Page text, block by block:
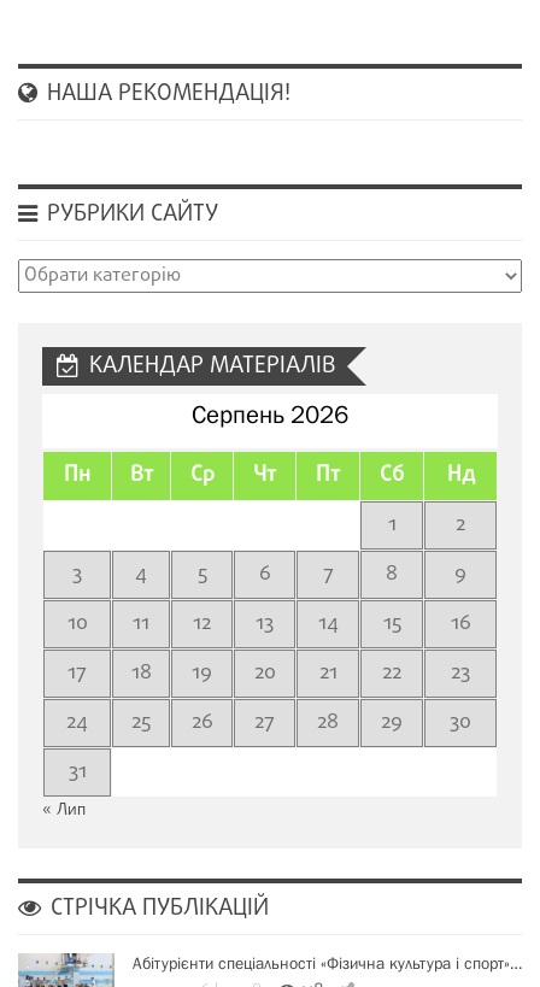
НАША РЕКОМЕНДАЦІЯ!
РУБРИКИ САЙТУ
Рубрики
КАЛЕНДАР МАТЕРІАЛІВ
Серпень 2026
Пн Вт Ср Чт Пт Сб Нд
1
2
3
4 5 6 7 8
9
10
11 12 13 14 15
16
17
18 19 20 21 22
23
24
25 26 27 28 29
30
31
« Лип
СТРІЧКА ПУБЛІКАЦІЙ
Абітурієнти спеціальності «Фізична культура і спорт»…